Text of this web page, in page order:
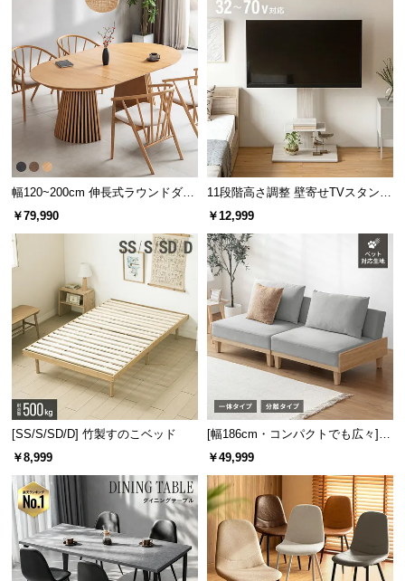
ル
つ
い
保
証
に
会
員
規
に
つ
い
て
客
幅120~200cm 伸長式ラウンドダイ
ニングテーブル 6人掛け 天然木突
￥79,990
11段階高さ調整 壁寄せTVスタンド
キャスター付き 上下左右角度調節
￥12,999
[SS/S/SD/D] 竹製すのこベッド
￥8,999
[幅186cm・コンパクトでも広々] 3
人掛けソファベッド リクライニン
￥49,999